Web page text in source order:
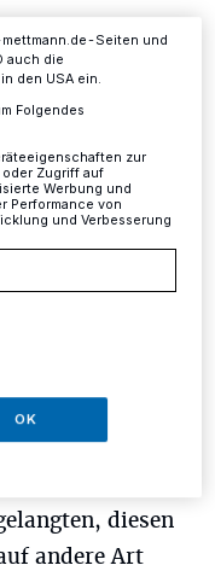
in der Zeit
in
Viano
diesen
andere Art
Seiten und
auch die
den USA ein.
Folgendes
zur
Zugriff auf
Werbung und
Performance von
und Verbesserung
OK